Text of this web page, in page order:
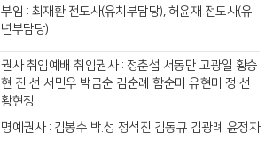
부임 : 최재환 전도사(유치부담당), 허윤재 전도사(유
년부담당)
권사 취임예배 취임권사 : 정춘섭 서동만 고광일 황승
현 진 선 서민우 박금순 김순례 함순미 유현미 정 선
황현정
명예권사 : 김봉수 박.성 정석진 김동규 김광례 윤정자